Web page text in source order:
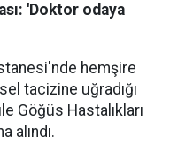
'Doktor odaya
hemşire
tacizine uğradığı
Göğüs Hastalıkları
alındı.